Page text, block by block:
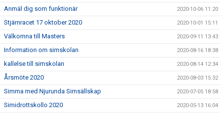
Anmäl dig som funktionär 2020-10-06 11:20
Stjärnracet 17 oktober 2020 2020-10-01 15:11
Välkomna till Masters 2020-09-11 13:43
Information om simskolan 2020-08-16 18:38
kallelse till simskolan 2020-08-14 12:34
Årsmöte 2020 2020-08-03 15:32
Simma med Njurunda Simsällskap 2020-07-05 18:58
Simidrottskollo 2020 2020-05-13 16:04